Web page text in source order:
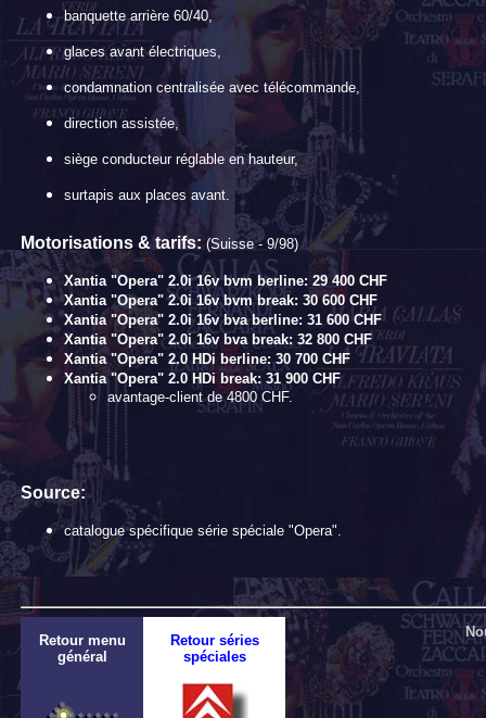
banquette arrière 60/40,
glaces avant électriques,
condamnation centralisée avec télécommande,
direction assistée,
siège conducteur réglable en hauteur,
surtapis aux places avant.
Motorisations & tarifs: (Suisse - 9/98)
Xantia "Opera" 2.0i 16v bvm berline: 29 400 CHF
Xantia "Opera" 2.0i 16v bvm break: 30 600 CHF
Xantia "Opera" 2.0i 16v bva berline: 31 600 CHF
Xantia "Opera" 2.0i 16v bva break: 32 800 CHF
Xantia "Opera" 2.0 HDi berline: 30 700 CHF
Xantia "Opera" 2.0 HDi break: 31 900 CHF
avantage-client de 4800 CHF.
Source:
catalogue spécifique série spéciale "Opera".
Retour menu
général
Retour séries
spéciales